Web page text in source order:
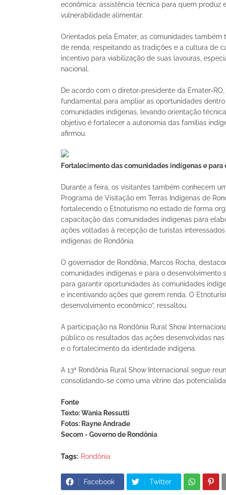
econômica: assistência técnica para quem
vulnerabilidade alimentar.
Orientados pela Emater, as comunidades
de renda, respeitando as tradições e a cultura de
incentivo para viabilização de suas lavouras,
nacional.
De acordo com o diretor-presidente da Emater-
fundamental para ampliar as oportunidades
comunidades indígenas, levando orientação
objetivo é fortalecer a autonomia das famílias
afirmou.
Fortalecimento das comunidades indígenas e
Durante a feira, os visitantes também conhecem
Programa de Visitação em Terras Indígenas de
fortalecendo o Etnoturismo no estado de forma
capacitação das comunidades indígenas para
ações voltadas à recepção de turistas
indígenas de Rondônia.
O governador de Rondônia, Marcos Rocha,
comunidades indígenas e para o desenvolvimento
para garantir oportunidades às comunidades
e incentivando ações que gerem renda. O
desenvolvimento econômico”, ressaltou.
A participação na Rondônia Rural Show
público os resultados das ações desenvolvidas
e o fortalecimento da identidade indígena.
A 13ª Rondônia Rural Show Internacional segue
consolidando-se como uma vitrine das
Fonte
Texto: Wania Ressutti
Fotos: Rayne Andrade
Secom - Governo de Rondônia
Tags: Rondônia
Facebook Twitter